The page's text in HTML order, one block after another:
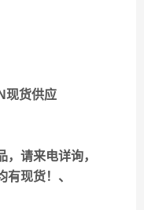
现货供应
请来电详询，
现货！、